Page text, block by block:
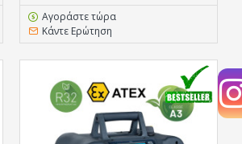
Αγοράστε τώρα
Κάντε Ερώτηση